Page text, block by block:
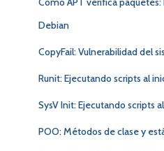
Debian
CopyFail: Vulnerabilidad del
Runit: Ejecutando scripts al
SysV Init: Ejecutando scripts
POO: Métodos de clase y